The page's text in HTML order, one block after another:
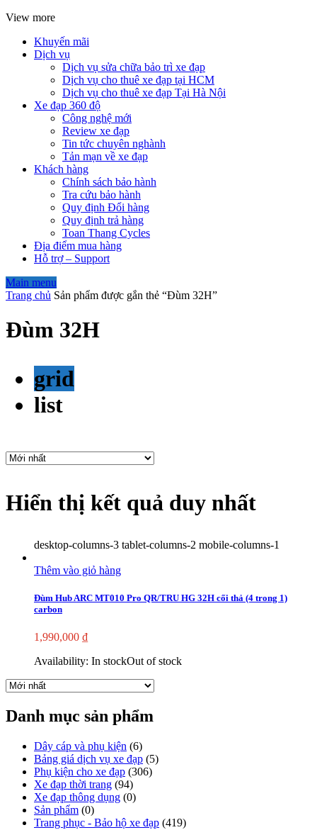
View more
Khuyến mãi
Dịch vụ
Dịch vụ sửa chữa bảo trì xe đạp
Dịch vụ cho thuê xe đạp tại HCM
Dịch vụ cho thuê xe đạp Tại Hà Nội
Xe đạp 360 độ
Công nghệ mới
Review xe đạp
Tin tức chuyên nghành
Tản mạn về xe đạp
Khách hàng
Chính sách bảo hành
Tra cứu bảo hành
Quy định Đổi hàng
Quy định trả hàng
Toan Thang Cycles
Địa điểm mua hàng
Hỗ trợ – Support
Main menu
Trang chủ Sản phẩm được gắn thẻ “Đùm 32H”
Đùm 32H
grid
list
Hiển thị kết quả duy nhất
desktop-columns-3 tablet-columns-2 mobile-columns-1
Thêm vào giỏ hàng
Đùm Hub ARC MT010 Pro QR/TRU HG 32H cối thả (4 trong 1)
carbon
1,990,000 ₫
Availability: In stockOut of stock
Danh mục sản phẩm
Dây cáp và phụ kiện (6)
Bảng giá dịch vụ xe đạp (5)
Phụ kiện cho xe đạp (306)
Xe đạp thời trang (94)
Xe đạp thông dụng (0)
Sản phẩm (0)
Trang phục - Bảo hộ xe đạp (419)